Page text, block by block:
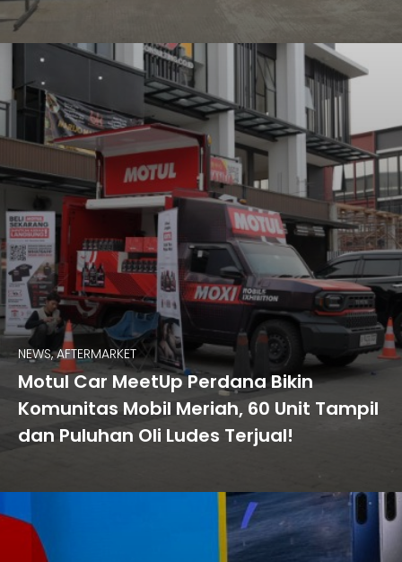
NEWS, AFTERMARKET
Motul Car MeetUp Perdana Bikin
Komunitas Mobil Meriah, 60 Unit Tampil
dan Puluhan Oli Ludes Terjual!